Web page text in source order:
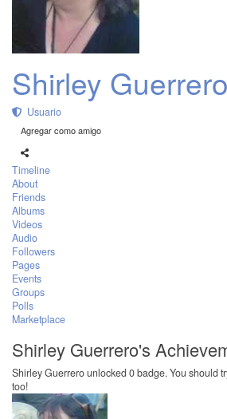
Shirley Guerrero
Usuario
Agregar como amigo
Timeline
About
Friends
Albums
Videos
Audio
Followers
Pages
Events
Groups
Polls
Marketplace
Shirley Guerrero's
Shirley Guerrero unlocked 0 badge. You should
too!